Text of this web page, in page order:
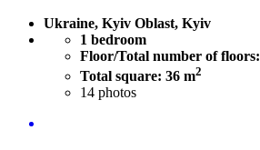
Ukraine, Kyiv Oblast, Kyiv
1 bedroom
Floor/Total number of floors:
Total square: 36 m2
14 photos